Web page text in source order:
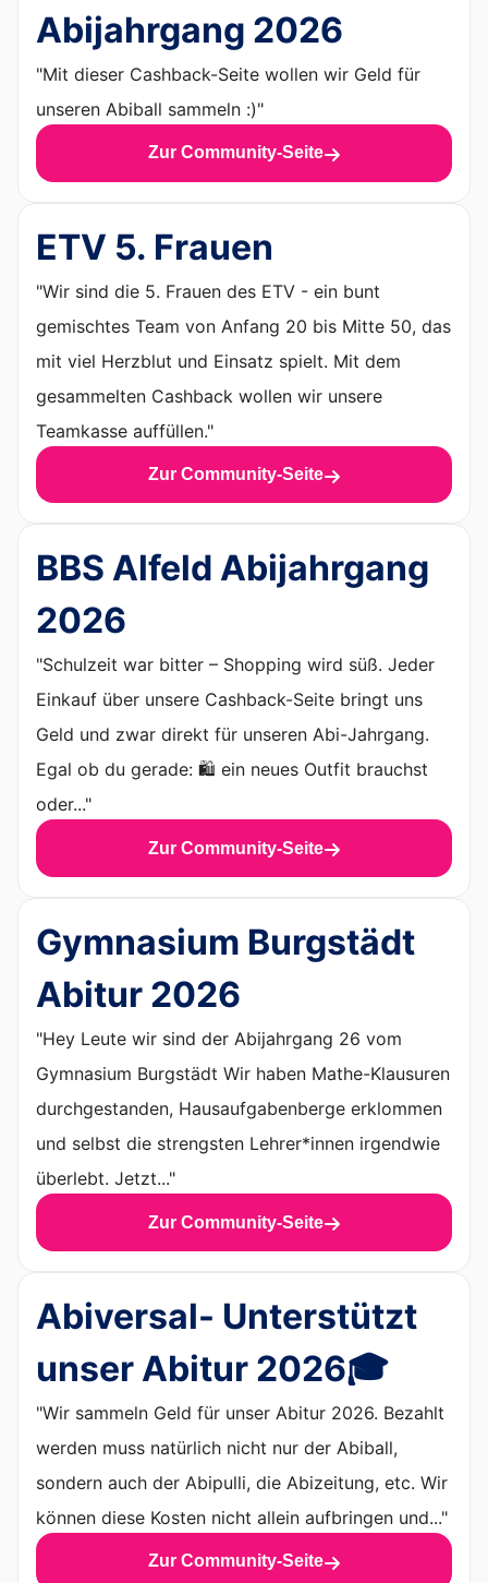
Abijahrgang 2026
"Mit dieser Cashback-Seite wollen wir Geld für
unseren Abiball sammeln :)"
Zur Community-Seite
ETV 5. Frauen
"Wir sind die 5. Frauen des ETV - ein bunt
gemischtes Team von Anfang 20 bis Mitte 50, das
mit viel Herzblut und Einsatz spielt. Mit dem
gesammelten Cashback wollen wir unsere
Teamkasse auffüllen."
Zur Community-Seite
BBS Alfeld Abijahrgang
2026
"Schulzeit war bitter – Shopping wird süß. Jeder
Einkauf über unsere Cashback-Seite bringt uns
Geld und zwar direkt für unseren Abi-Jahrgang.
Egal ob du gerade: 🛍️ ein neues Outfit brauchst
oder..."
Zur Community-Seite
Gymnasium Burgstädt
Abitur 2026
"Hey Leute wir sind der Abijahrgang 26 vom
Gymnasium Burgstädt Wir haben Mathe-Klausuren
durchgestanden, Hausaufgabenberge erklommen
und selbst die strengsten Lehrer*innen irgendwie
überlebt. Jetzt..."
Zur Community-Seite
Abiversal- Unterstützt
unser Abitur 2026🎓
"Wir sammeln Geld für unser Abitur 2026. Bezahlt
werden muss natürlich nicht nur der Abiball,
sondern auch der Abipulli, die Abizeitung, etc. Wir
können diese Kosten nicht allein aufbringen und..."
Zur Community-Seite